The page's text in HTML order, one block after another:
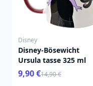
Disney
Disney-Bösewicht
Ursula tasse 325 ml
9,90 €14,90 €